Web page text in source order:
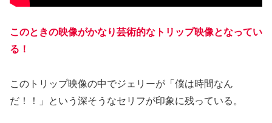
このときの映像がかなり芸術的なトリップ映像となってい
る！
このトリップ映像の中でジェリーが「僕は時間なん
だ！！」という深そうなセリフが印象に残っている。